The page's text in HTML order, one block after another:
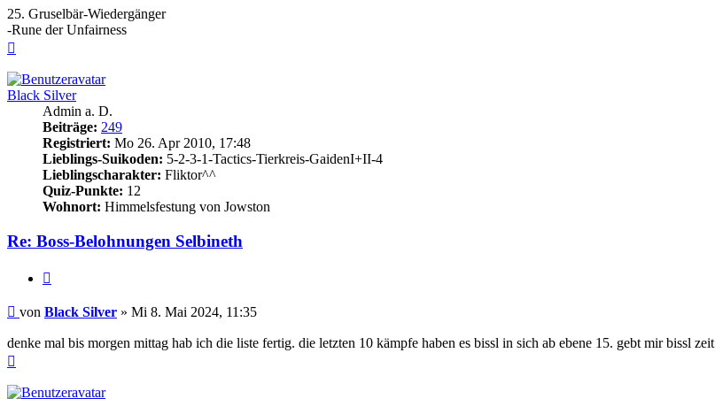
25. Gruselbär-Wiedergänger
-Rune der Unfairness
Black Silver
Admin a. D.
Beiträge: 249
Registriert: Mo 26. Apr 2010, 17:48
Lieblings-Suikoden: 5-2-3-1-Tactics-Tierkreis-GaidenI+II-4
Lieblingscharakter: Fliktor^^
Quiz-Punkte: 12
Wohnort: Himmelsfestung von Jowston
Re: Boss-Belohnungen Selbineth
Beitrag
von Black Silver » Mi 8. Mai 2024, 11:35
denke mal bis morgen mittag hab ich die liste fertig. die letzten 10 kämpfe haben es bissl in sich ab ebene 15. gebt mir bissl zeit